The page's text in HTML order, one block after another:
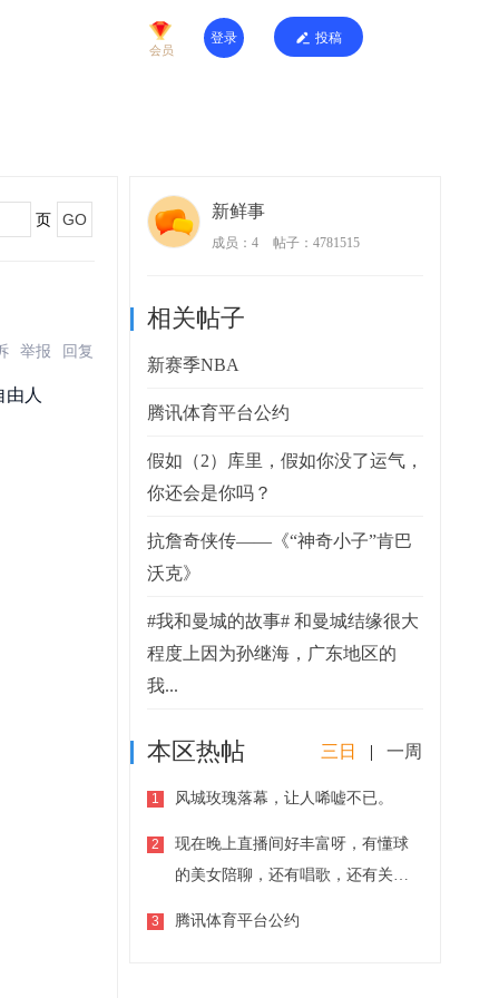
页 GO
回复
举报
人
新鲜事
成员：4 帖子：4781515
相关帖子
新赛季NBA
腾讯体育平台公约
假如（2）库里，假如你没了运气，
你还会是你吗？
抗詹奇侠传——《“神奇小子”肯巴
沃克》
#我和曼城的故事# 和曼城结缘很大
程度上因为孙继海，广东地区的
我...
本区热帖 三日 | 一周
1 风城玫瑰落幕，让人唏嘘不已。
2
现在晚上直播间好丰富呀，有懂球
的美女陪聊，还有唱歌，还有关于
3 腾讯体育平台公约
会员
登录 投稿